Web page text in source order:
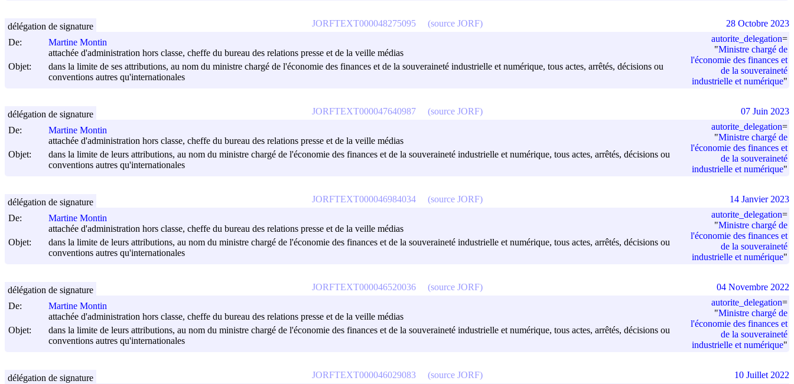
De:
Martine Montin
attachée d'administration hors classe, cheffe du bureau des relations presse et de la veille médias
Objet:
dans la limite de ses attributions, au nom du ministre chargé de l'économie des finances et de la souveraineté industrielle et numérique, tous actes, arrêtés, décisions ou
conventions autres qu'internationales
autorite_delegation=
"Ministre chargé de
l'économie des finances et
de la souveraineté
industrielle et numérique"
JORFTEXT000048275095 (source JORF)
délégation de signature 28 Octobre 2023
De:
Martine Montin
attachée d'administration hors classe, cheffe du bureau des relations presse et de la veille médias
Objet:
dans la limite de leurs attributions, au nom du ministre chargé de l'économie des finances et de la souveraineté industrielle et numérique, tous actes, arrêtés, décisions ou
conventions autres qu'internationales
autorite_delegation=
"Ministre chargé de
l'économie des finances et
de la souveraineté
industrielle et numérique"
JORFTEXT000047640987 (source JORF)
délégation de signature 07 Juin 2023
De:
Martine Montin
attachée d'administration hors classe, cheffe du bureau des relations presse et de la veille médias
Objet:
dans la limite de leurs attributions, au nom du ministre chargé de l'économie des finances et de la souveraineté industrielle et numérique, tous actes, arrêtés, décisions ou
conventions autres qu'internationales
autorite_delegation=
"Ministre chargé de
l'économie des finances et
de la souveraineté
industrielle et numérique"
JORFTEXT000046984034 (source JORF)
délégation de signature 14 Janvier 2023
De:
Martine Montin
attachée d'administration hors classe, cheffe du bureau des relations presse et de la veille médias
Objet:
dans la limite de leurs attributions, au nom du ministre chargé de l'économie des finances et de la souveraineté industrielle et numérique, tous actes, arrêtés, décisions ou
conventions autres qu'internationales
autorite_delegation=
"Ministre chargé de
l'économie des finances et
de la souveraineté
industrielle et numérique"
JORFTEXT000046520036 (source JORF)
délégation de signature 04 Novembre 2022
JORFTEXT000046029083 (source JORF)
délégation de signature 10 Juillet 2022